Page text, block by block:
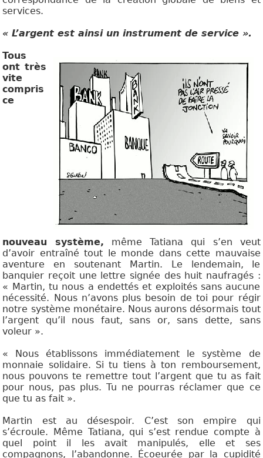
services.
« L’argent est ainsi un instrument de service ».
Tous
ont très
vite
compris
ce
nouveau système, même Tatiana qui s’en veut
d’avoir entraîné tout le monde dans cette mauvaise
aventure en soutenant Martin. Le lendemain, le
banquier reçoit une lettre signée des huit naufragés :
« Martin, tu nous a endettés et exploités sans aucune
nécessité. Nous n’avons plus besoin de toi pour régir
notre système monétaire. Nous aurons désormais tout
l’argent qu’il nous faut, sans or, sans dette, sans
voleur ».
« Nous établissons immédiatement le système de
monnaie solidaire. Si tu tiens à ton remboursement,
nous pouvons te remettre tout l’argent que tu as fait
pour nous, pas plus. Tu ne pourras réclamer que ce
que tu as fait ».
Martin est au désespoir. C’est son empire qui
s’écroule. Même Tatiana, qui s’est rendue compte à
quel point il les avait manipulés, elle et ses
compagnons, l’abandonne. Écoeurée par la cupidité